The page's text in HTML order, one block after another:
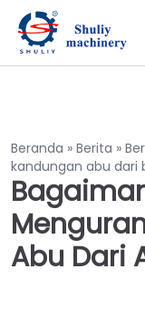
Beranda » Berita »
kandungan abu dari
Abu Dari